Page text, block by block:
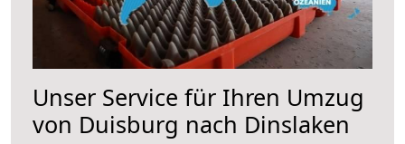
Unser Service für Ihren Umzug
von Duisburg nach Dinslaken